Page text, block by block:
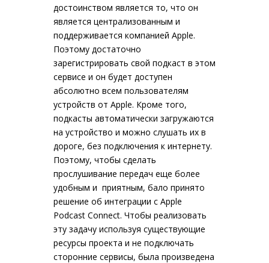
достоинством является то, что он
является централизованным и
поддерживается компанией Apple.
Поэтому достаточно
зарегистрировать свой подкаст в этом
сервисе и он будет доступен
абсолютно всем пользователям
устройств от Apple. Кроме того,
подкасты автоматически загружаются
на устройство и можно слушать их в
дороге, без подключения к интернету.
Поэтому, чтобы сделать
прослушивание передач еще более
удобным и приятным, бало принято
решение об интеграции c Apple
Podcast Connect. Чтобы реализовать
эту задачу используя существующие
ресурсы проекта и не подключать
сторонние сервисы, была произведена